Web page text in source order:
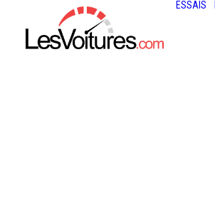
ESSAIS